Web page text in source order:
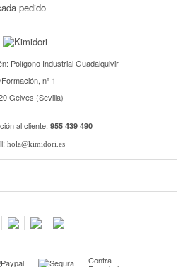
pedido
Polígono Industrial Guadalquivir
nº 1
Gelves (Sevilla)
al cliente: 955 439 490
hola@kimidori.es
impresión de fotos Contra